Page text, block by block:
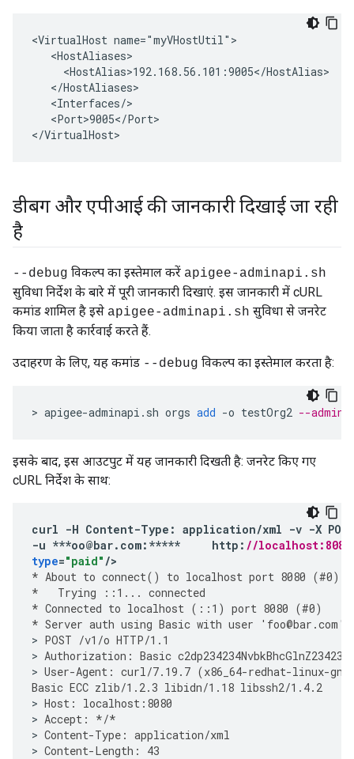
<VirtualHost name="myVHostUtil">
   <HostAliases>
     <HostAlias>192.168.56.101:9005</HostAlias>
   </HostAliases>
   <Interfaces/>
   <Port>9005</Port>
</VirtualHost>
डीबग और एपीआई की जानकारी दिखाई जा रही
है
--debug विकल्प का इस्तेमाल करें apigee-adminapi.sh
सुविधा निर्देश के बारे में पूरी जानकारी दिखाएं. इस जानकारी में cURL
कमांड शामिल है इसे apigee-adminapi.sh सुविधा से जनरेट
किया जाता है कार्रवाई करते हैं.
उदाहरण के लिए, यह कमांड --debug विकल्प का इस्तेमाल करता है:
> apigee-adminapi . sh orgs add -o testOrg2 --admin
इसके बाद, इस आउटपुट में यह जानकारी दिखती है: जनरेट किए गए
cURL निर्देश के साथ:
curl -H Content-Type : application/xml -v -X
-u ***oo@bar. com: ***** http : //
type="paid"/
* About to connect() to localhost port 8080 (#0)
*
Trying :: 1 ... connected
* Connected to localhost ( :: 1 ) port 8080 (#0)
* Server auth using Basic with user ' foo@bar .com '
> POST /v1 /o HTTP/1.1
> Authorization : Basic
> User-Agent : curl/7.19.7 (x86_64-redhat-linux-gnu
Basic ECC zlib/1.2.3 libidn/1.18 libssh2/1.4.2
> Host : localhost : 8080
> Accept :
*/*
> Content-Type : application/xml
> Content-Length :
43